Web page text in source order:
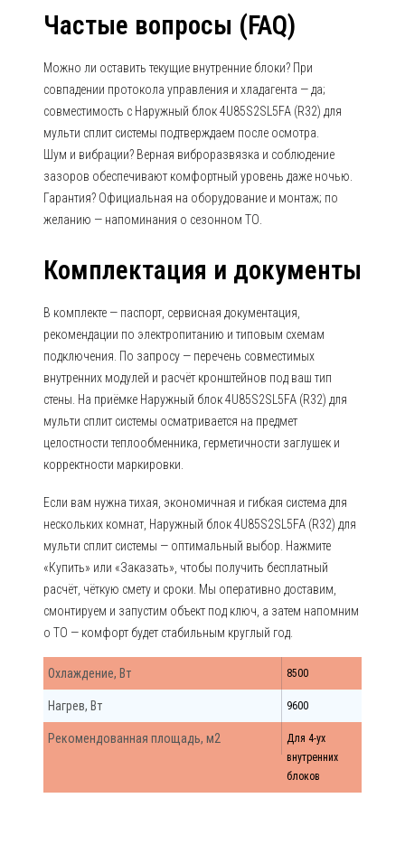
Частые вопросы (FAQ)
Можно ли оставить текущие внутренние блоки? При
совпадении протокола управления и хладагента — да;
совместимость с Наружный блок 4U85S2SL5FA (R32) для
мульти сплит системы подтверждаем после осмотра.
Шум и вибрации? Верная виброразвязка и соблюдение
зазоров обеспечивают комфортный уровень даже ночью.
Гарантия? Официальная на оборудование и монтаж; по
желанию — напоминания о сезонном ТО.
Комплектация и документы
В комплекте — паспорт, сервисная документация,
рекомендации по электропитанию и типовым схемам
подключения. По запросу — перечень совместимых
внутренних модулей и расчёт кронштейнов под ваш тип
стены. На приёмке Наружный блок 4U85S2SL5FA (R32) для
мульти сплит системы осматривается на предмет
целостности теплообменника, герметичности заглушек и
корректности маркировки.
Если вам нужна тихая, экономичная и гибкая система для
нескольких комнат, Наружный блок 4U85S2SL5FA (R32) для
мульти сплит системы — оптимальный выбор. Нажмите
«Купить» или «Заказать», чтобы получить бесплатный
расчёт, чёткую смету и сроки. Мы оперативно доставим,
смонтируем и запустим объект под ключ, а затем напомним
о ТО — комфорт будет стабильным круглый год.
Охлаждение, Вт 8500
Нагрев, Вт 9600
Рекомендованная площадь, м2
Для 4-ух
внутренних
блоков